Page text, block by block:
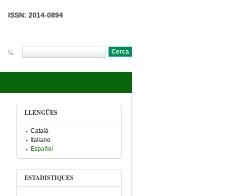
ISSN: 2014-0894
LLENGÜES
Català
Italiano
Español
ESTADISTIQUES